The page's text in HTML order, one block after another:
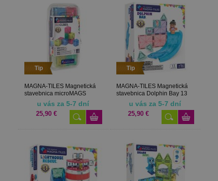
Tip
MAGNA-TILES Magnetická
stavebnica microMAGS
Cubes 9 dielov
u vás za 5-7 dní
25,90 €
Tip
MAGNA-TILES Magnetická
stavebnica Dolphin Bay 13
u vás za 5-7 dní
25,90 €